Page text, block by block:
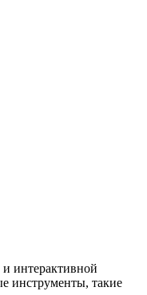
интерактивной
инструменты, такие